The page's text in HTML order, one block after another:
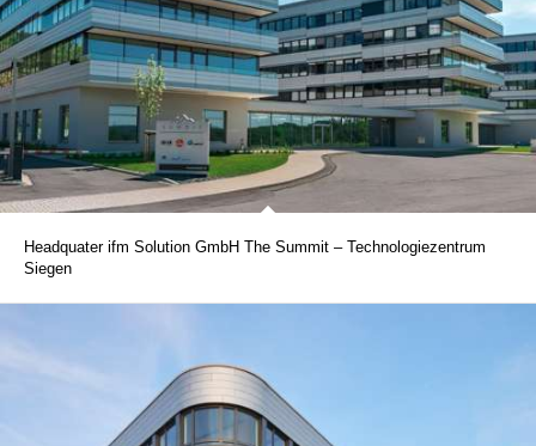
Headquater ifm Solution GmbH The Summit – Technologiezentrum
Siegen